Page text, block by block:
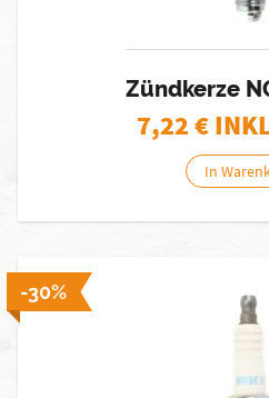
Zündkerze
7,22€
In
-30%